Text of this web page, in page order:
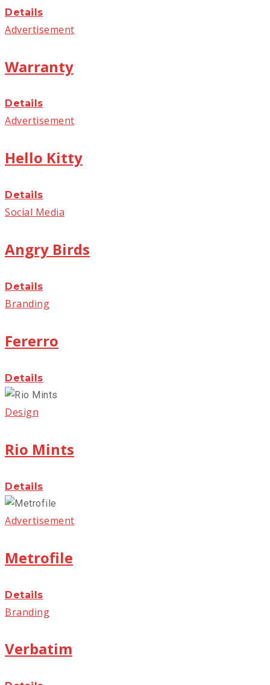
Details
Advertisement
Warranty
Details
Advertisement
Hello Kitty
Details
Social Media
Angry Birds
Details
Branding
Fererro
Details
Design
Rio Mints
Details
Advertisement
Metrofile
Details
Branding
Verbatim